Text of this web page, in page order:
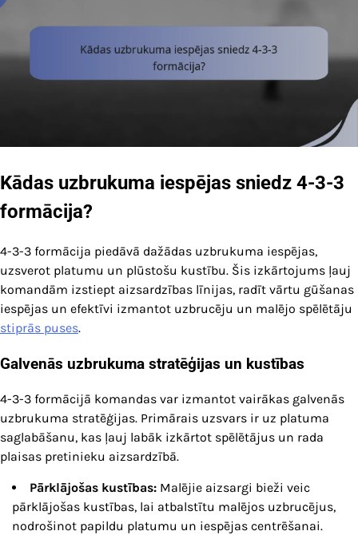
Kādas uzbrukuma iespējas sniedz 4-3-3
formācija?
4-3-3 formācija piedāvā dažādas uzbrukuma iespējas,
uzsverot platumu un plūstošu kustību. Šis izkārtojums ļauj
komandām izstiept aizsardzības līnijas, radīt vārtu gūšanas
iespējas un efektīvi izmantot uzbrucēju un malējo spēlētāju
stiprās puses.
Galvenās uzbrukuma stratēģijas un kustības
4-3-3 formācijā komandas var izmantot vairākas galvenās
uzbrukuma stratēģijas. Primārais uzsvars ir uz platuma
saglabāšanu, kas ļauj labāk izkārtot spēlētājus un rada
plaisas pretinieku aizsardzībā.
Pārklājošas kustības: Malējie aizsargi bieži veic
pārklājošas kustības, lai atbalstītu malējos uzbrucējus,
nodrošinot papildu platumu un iespējas centrēšanai.